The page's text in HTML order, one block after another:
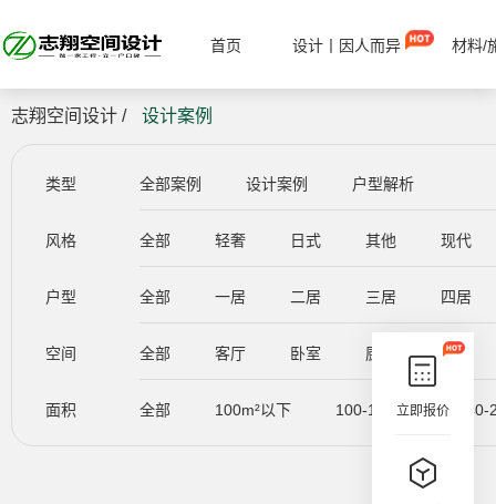
首页 设计丨因人而异 材料/
立即报价
志翔空间设计 / 设计案例
类型 全部案例 设计案例 户型解析
风格 全部 轻奢 日式 其他 现代
户型 全部 一居 二居 三居 四居
空间 全部 客厅 卧室 厨房 餐厅
面积 全部 100m²以下 100-140m²